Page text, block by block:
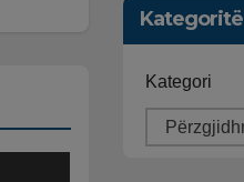
Kategoritë
Kategori